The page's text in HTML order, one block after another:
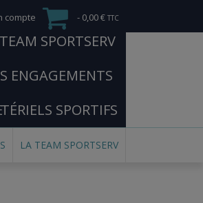
compte 0,00 €
SPORTSERV
ENGAGEMENTS
SPORTIFS
LA TEAM SPORTSERV